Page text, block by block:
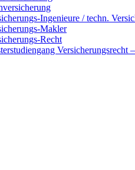
Ingenieure / techn.
Makler
Recht
Versicherungsrecht